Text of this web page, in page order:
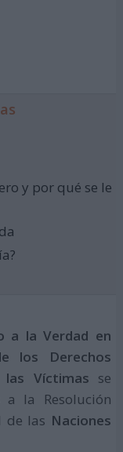
y por qué se le
a la Verdad en
los Derechos
Víctimas se
la Resolución
de las Naciones